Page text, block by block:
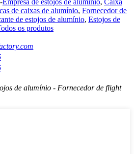
-Empresa de estojos de alumínio, Caixa
de caixas de alumínio, Fornecedor de
de estojos de alumínio, Estojos de
os produtos